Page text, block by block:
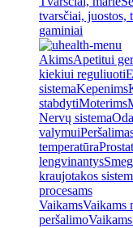
tvarsčiai, juostos,
gaminiai
AkimsApetitui
kiekiui reguliuoti
sistemaKepenims
stabdytiMoterims
Nervų sistema
valymui
temperatūra
lengvinantys
kraujotakos
procesams
VaikamsVaikams
peršalimo